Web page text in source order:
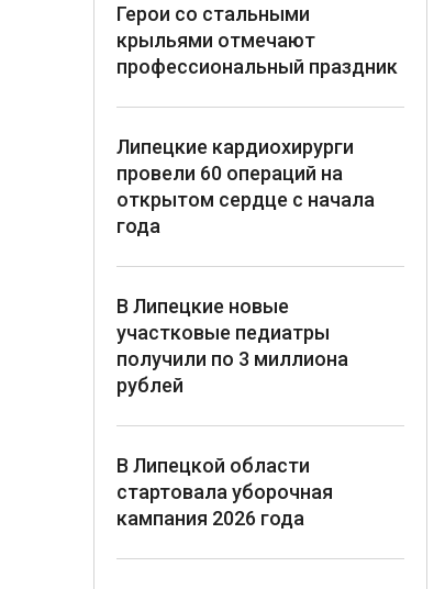
Герои со стальными
крыльями отмечают
профессиональный праздник
Липецкие кардиохирурги
провели 60 операций на
открытом сердце с начала
года
В Липецкие новые
участковые педиатры
получили по 3 миллиона
рублей
В Липецкой области
стартовала уборочная
кампания 2026 года